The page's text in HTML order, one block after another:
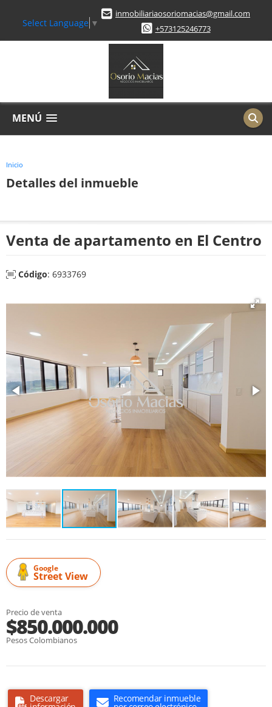
Select Language ▼
inmobiliariaosoriomacias@gmail.com
+573125246773
MENÚ
Inicio
Detalles del inmueble
Venta de apartamento en El Centro
Código: 6933769
Google
Street View
Precio de venta
$850.000.000
Pesos Colombianos
Descargar Recomendar inmueble